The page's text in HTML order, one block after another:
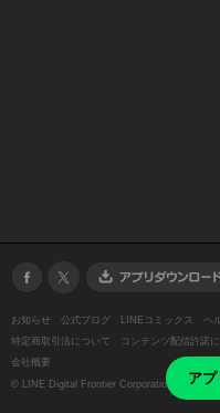
ア
お知らせ 公式ブログ LINEコミックス ヘ
特定商取引法について
コンテンツ配信許諾
会社概要
© LINE Digital Frontier Corporation